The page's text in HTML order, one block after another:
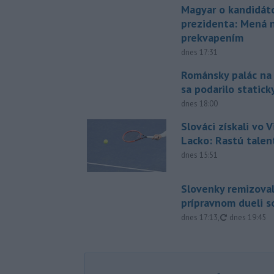
Magyar o
prezidenta: Mená
prekvapením
dnes 17:31
Románsky palác
sa podarilo
dnes 18:00
Slováci získali vo
Lacko: Rastú
dnes 15:51
Slovenky
prípravnom dueli
dnes 17:13, aktualizované
dnes 19:45